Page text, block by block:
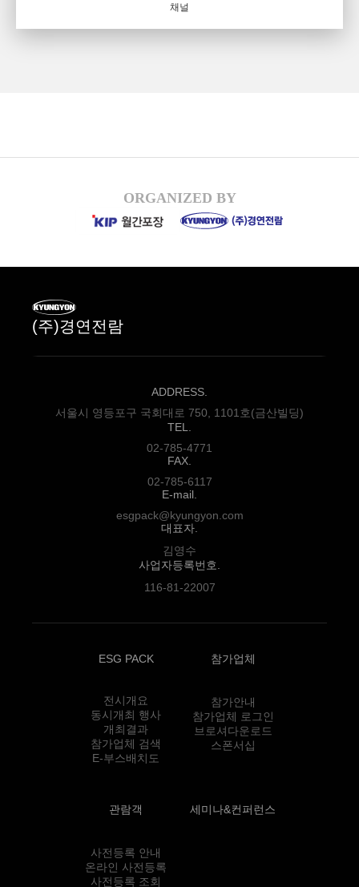
채널
ORGANIZED BY
(주)경연전람
ADDRESS.
서울시 영등포구 국회대로 750, 1101호(금산빌딩)
TEL.
02-785-4771
FAX.
02-785-6117
E-mail.
esgpack@kyungyon.com
대표자.
김영수
사업자등록번호.
116-81-22007
ESG PACK
전시개요
동시개최 행사
개최결과
참가업체 검색
E-부스배치도
참가업체
참가안내
참가업체 로그인
브로셔다운로드
스폰서십
관람객
사전등록 안내
온라인 사전등록
사전등록 조회
세미나&컨퍼런스